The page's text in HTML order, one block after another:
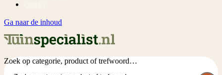
Ga naar de inhoud
Zoek op categorie, product of trefwoord…